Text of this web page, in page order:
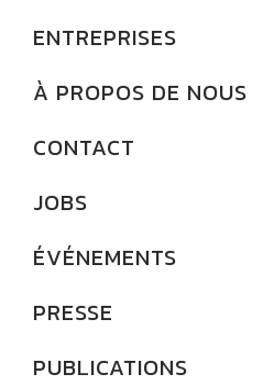
ENTREPRISES
À PROPOS DE NOUS
CONTACT
JOBS
ÉVÉNEMENTS
PRESSE
PUBLICATIONS